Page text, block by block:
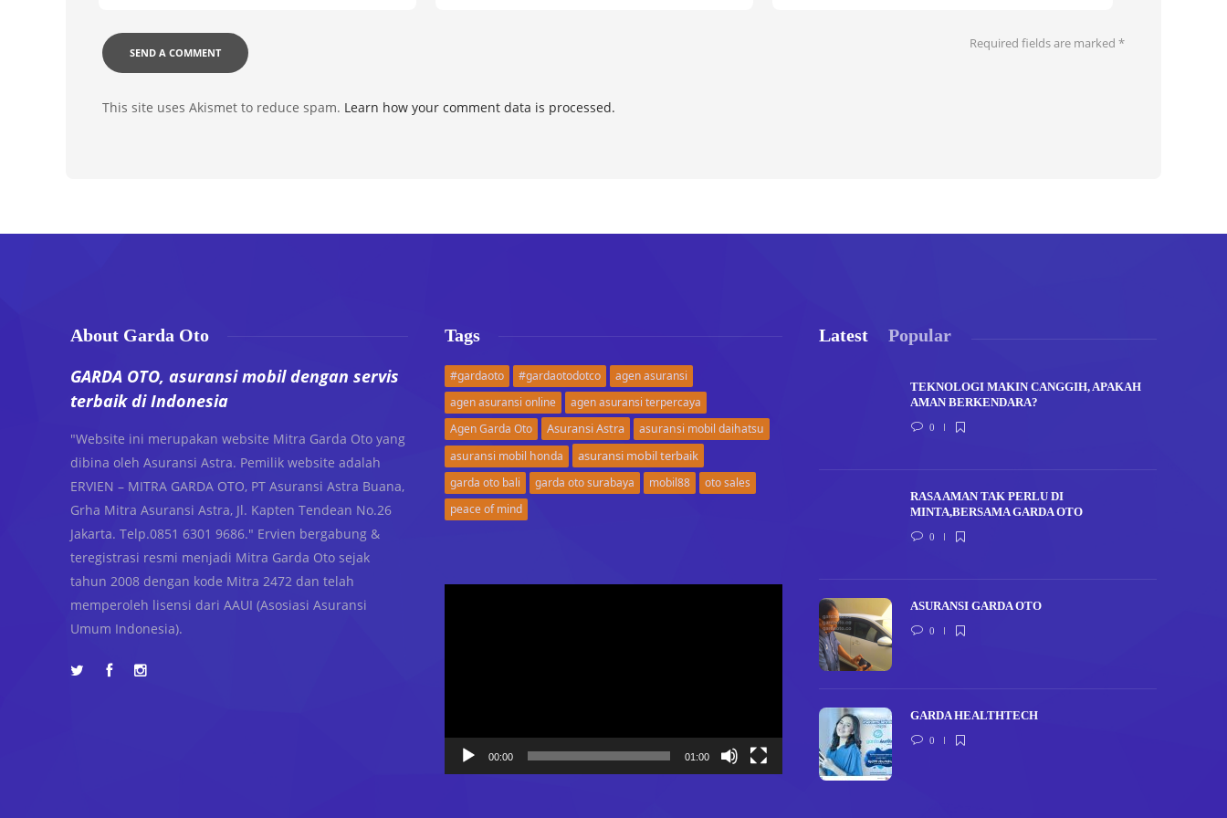
Required fields are marked *
This site uses Akismet to reduce spam. Learn how your comment data is processed.
About Garda Oto
GARDA OTO, asuransi mobil dengan servis
terbaik di Indonesia
"Website ini merupakan website Mitra Garda Oto yang
dibina oleh Asuransi Astra. Pemilik website adalah
ERVIEN – MITRA GARDA OTO, PT Asuransi Astra Buana,
Grha Mitra Asuransi Astra, Jl. Kapten Tendean No.26
Jakarta. Telp.0851 6301 9686." Ervien bergabung &
teregistrasi resmi menjadi Mitra Garda Oto sejak
tahun 2008 dengan kode Mitra 2472 dan telah
memperoleh lisensi dari AAUI (Asosiasi Asuransi
Umum Indonesia).
Tags
#gardaoto #gardaotodotco
agen asuransi
agen asuransi online
agen asuransi terpercaya
Agen Garda Oto
Asuransi Astra
asuransi mobil daihatsu
asuransi mobil honda
asuransi mobil terbaik
garda oto bali garda oto surabaya mobil88
oto sales
peace of mind
00:00 01:00
Latest Popular
TEKNOLOGI MAKIN CANGGIH, APAKAH
AMAN BERKENDARA?
0
RASA AMAN TAK PERLU DI
MINTA,BERSAMA GARDA OTO
0
ASURANSI GARDA OTO
0
GARDA HEALTHTECH
0